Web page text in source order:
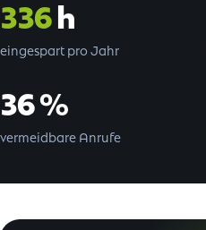
336h
eingespart pro Jahr
36 %
vermeidbare Anrufe